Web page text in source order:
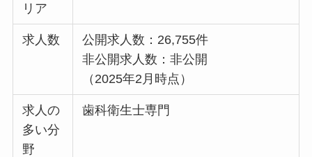
リア
求人数
公開求人数：26,755件
非公開求人数：非公開
（2025年2月時点）
求人の
多い分
野
歯科衛生士専門